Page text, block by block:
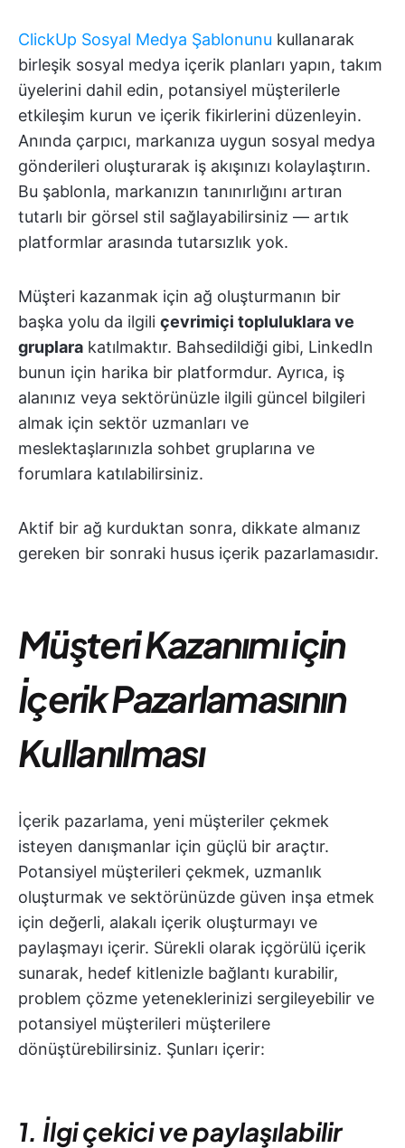
ClickUp Sosyal Medya Şablonunu kullanarak
birleşik sosyal medya içerik planları yapın, takım
üyelerini dahil edin, potansiyel müşterilerle
etkileşim kurun ve içerik fikirlerini düzenleyin.
Anında çarpıcı, markanıza uygun sosyal medya
gönderileri oluşturarak iş akışınızı kolaylaştırın.
Bu şablonla, markanızın tanınırlığını artıran
tutarlı bir görsel stil sağlayabilirsiniz — artık
platformlar arasında tutarsızlık yok.
Müşteri kazanmak için ağ oluşturmanın bir
başka yolu da ilgili çevrimiçi topluluklara ve
gruplara katılmaktır. Bahsedildiği gibi, LinkedIn
bunun için harika bir platformdur. Ayrıca, iş
alanınız veya sektörünüzle ilgili güncel bilgileri
almak için sektör uzmanları ve
meslektaşlarınızla sohbet gruplarına ve
forumlara katılabilirsiniz.
Aktif bir ağ kurduktan sonra, dikkate almanız
gereken bir sonraki husus içerik pazarlamasıdır.
Müşteri Kazanımı için
İçerik Pazarlamasının
Kullanılması
İçerik pazarlama, yeni müşteriler çekmek
isteyen danışmanlar için güçlü bir araçtır.
Potansiyel müşterileri çekmek, uzmanlık
oluşturmak ve sektörünüzde güven inşa etmek
için değerli, alakalı içerik oluşturmayı ve
paylaşmayı içerir. Sürekli olarak içgörülü içerik
sunarak, hedef kitlenizle bağlantı kurabilir,
problem çözme yeteneklerinizi sergileyebilir ve
potansiyel müşterileri müşterilere
dönüştürebilirsiniz. Şunları içerir:
1. İlgi çekici ve paylaşılabilir